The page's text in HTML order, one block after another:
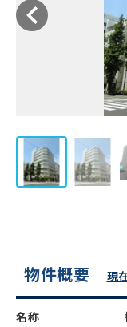
物件概要 現
名称